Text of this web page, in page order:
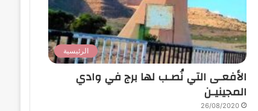
الرئيسية
الأفعـى التي نُصـب لها برج في وادي
المجينيـن
26/08/2020